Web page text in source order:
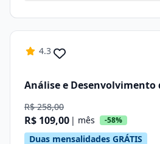
4.3
Análise e Desenvolvimento
R$ 258,00
R$ 109,00 | mês -58%
Duas mensalidades GRÁTIS